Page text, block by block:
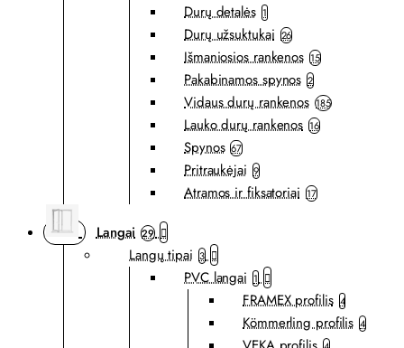
Durų detalės 1
Durų užsuktukai 26
Išmaniosios rankenos 15
Pakabinamos spynos 2
Vidaus durų rankenos 185
Lauko durų rankenos 16
Spynos 67
Pritraukėjai 9
Atramos ir fiksatoriai 17
Langai 29
Langų tipai 3
PVC langai 1
FRAMEX profilis 4
Kömmerling profilis 4